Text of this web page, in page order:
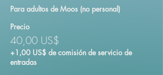
Para adultos de Moos (no personal)
Precio
40,00 US$
+1,00 US$ de comisión de servicio de
entradas